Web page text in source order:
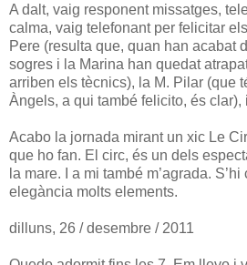
A dalt, vaig responent missatges,
calma, vaig telefonant per felicitar
Pere (resulta que, quan han acabat
sogres i la Marina han quedat
arriben els tècnics), la M. Pilar (que
Àngels, a qui també felicito, és clar),
Acabo la jornada mirant un xic Le
que ho fan. El circ, és un dels
la mare. I a mi també m’agrada.
elegància molts elements.
dilluns, 26 / desembre / 2011